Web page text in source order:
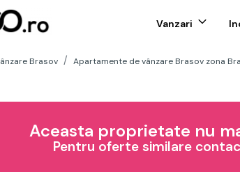
Vanzari
Brasov Apartamente de vânzare Brasov zona
Aceasta proprietate nu
Pentru oferte similare